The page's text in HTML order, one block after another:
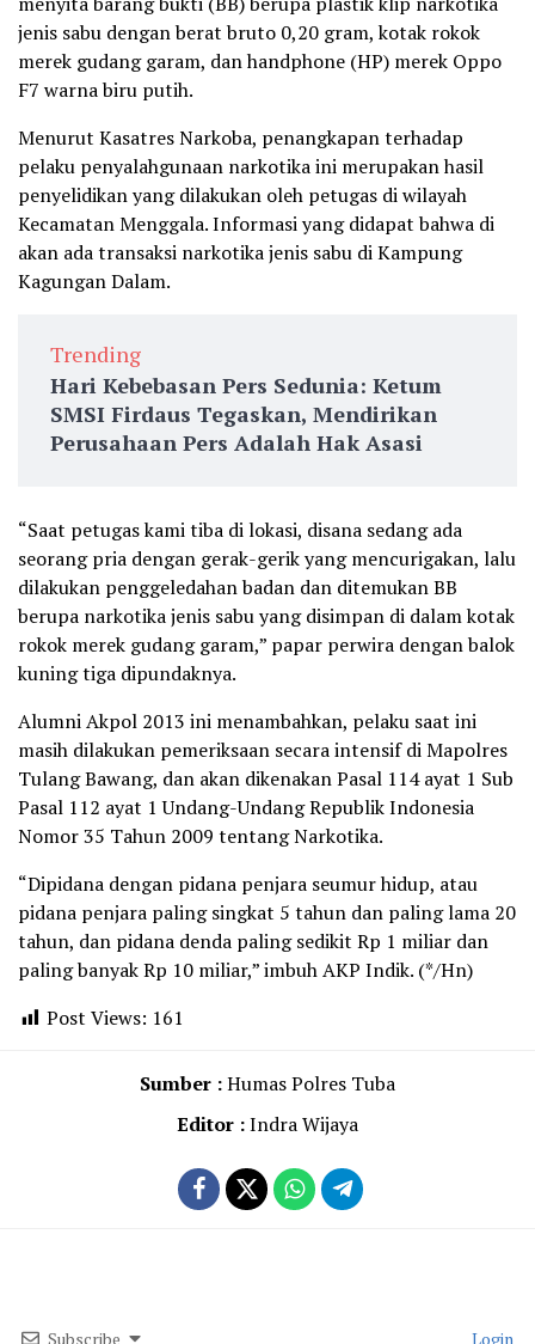
jenis sabu dengan berat bruto 0,20 gram, kotak rokok
merek gudang garam, dan handphone (HP) merek Oppo
F7 warna biru putih.
Menurut Kasatres Narkoba, penangkapan terhadap
pelaku penyalahgunaan narkotika ini merupakan hasil
penyelidikan yang dilakukan oleh petugas di wilayah
Kecamatan Menggala. Informasi yang didapat bahwa di
akan ada transaksi narkotika jenis sabu di Kampung
Kagungan Dalam.
Trending
Hari Kebebasan Pers Sedunia: Ketum
SMSI Firdaus Tegaskan, Mendirikan
Perusahaan Pers Adalah Hak Asasi
“Saat petugas kami tiba di lokasi, disana sedang ada
seorang pria dengan gerak-gerik yang mencurigakan, lalu
dilakukan penggeledahan badan dan ditemukan BB
berupa narkotika jenis sabu yang disimpan di dalam kotak
rokok merek gudang garam,” papar perwira dengan balok
kuning tiga dipundaknya.
Alumni Akpol 2013 ini menambahkan, pelaku saat ini
masih dilakukan pemeriksaan secara intensif di Mapolres
Tulang Bawang, dan akan dikenakan Pasal 114 ayat 1 Sub
Pasal 112 ayat 1 Undang-Undang Republik Indonesia
Nomor 35 Tahun 2009 tentang Narkotika.
“Dipidana dengan pidana penjara seumur hidup, atau
pidana penjara paling singkat 5 tahun dan paling lama 20
tahun, dan pidana denda paling sedikit Rp 1 miliar dan
paling banyak Rp 10 miliar,” imbuh AKP Indik. (*/Hn)
Post Views: 161
Sumber :Humas Polres Tuba
Editor :Indra Wijaya
Subscribe Login